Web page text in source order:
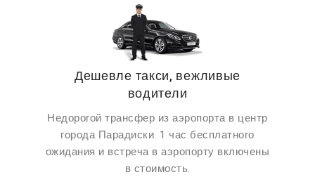
Дешевле такси, вежливые
водители
Недорогой трансфер из аэропорта в центр
города Парадиски. 1 час бесплатного
ожидания и встреча в аэропорту включены
в стоимость.